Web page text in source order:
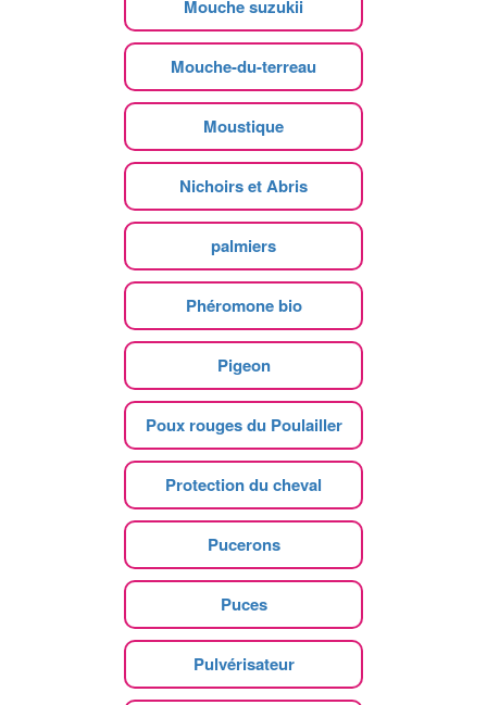
Mouche suzukii
Mouche-du-terreau
Moustique
Nichoirs et Abris
palmiers
Phéromone bio
Pigeon
Poux rouges du Poulailler
Protection du cheval
Pucerons
Puces
Pulvérisateur